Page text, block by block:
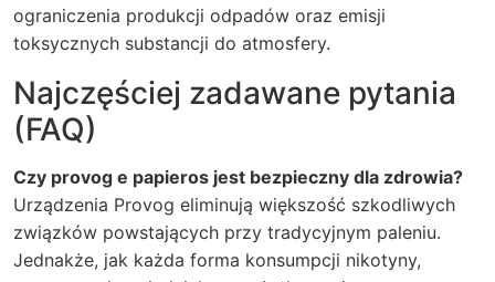
ograniczenia produkcji odpadów oraz emisji
toksycznych substancji do atmosfery.
Najczęściej zadawane pytania
(FAQ)
Czy provog e papieros jest bezpieczny dla zdrowia?
Urządzenia Provog eliminują większość szkodliwych
związków powstających przy tradycyjnym paleniu.
Jednakże, jak każda forma konsumpcji nikotyny,